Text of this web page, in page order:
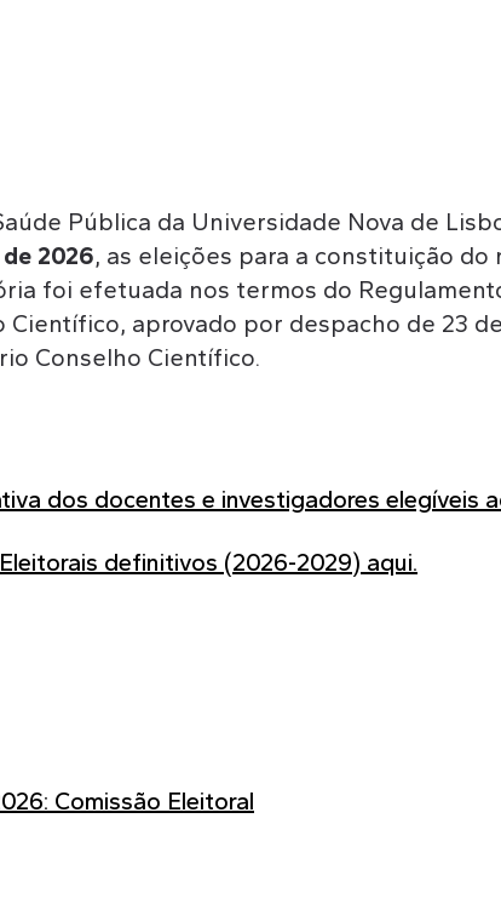
Pública da Universidade Nova de
2026, as eleições para a constituição do
foi efetuada nos termos do
Científico, aprovado por despacho de 23
Conselho Científico.
dos docentes e investigadores elegíveis
definitivos (2026-2029) aqui.
Comissão Eleitoral